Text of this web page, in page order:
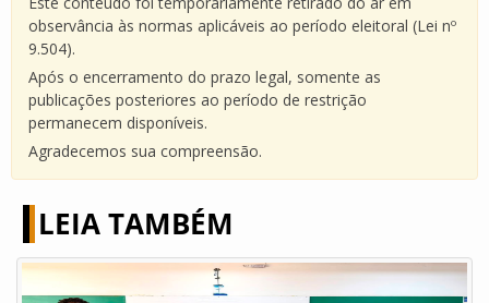
observância às normas aplicáveis ao período eleitoral (Lei nº
9.504).
Após o encerramento do prazo legal, somente as
publicações posteriores ao período de restrição
permanecem disponíveis.
Agradecemos sua compreensão.
LEIA TAMBÉM